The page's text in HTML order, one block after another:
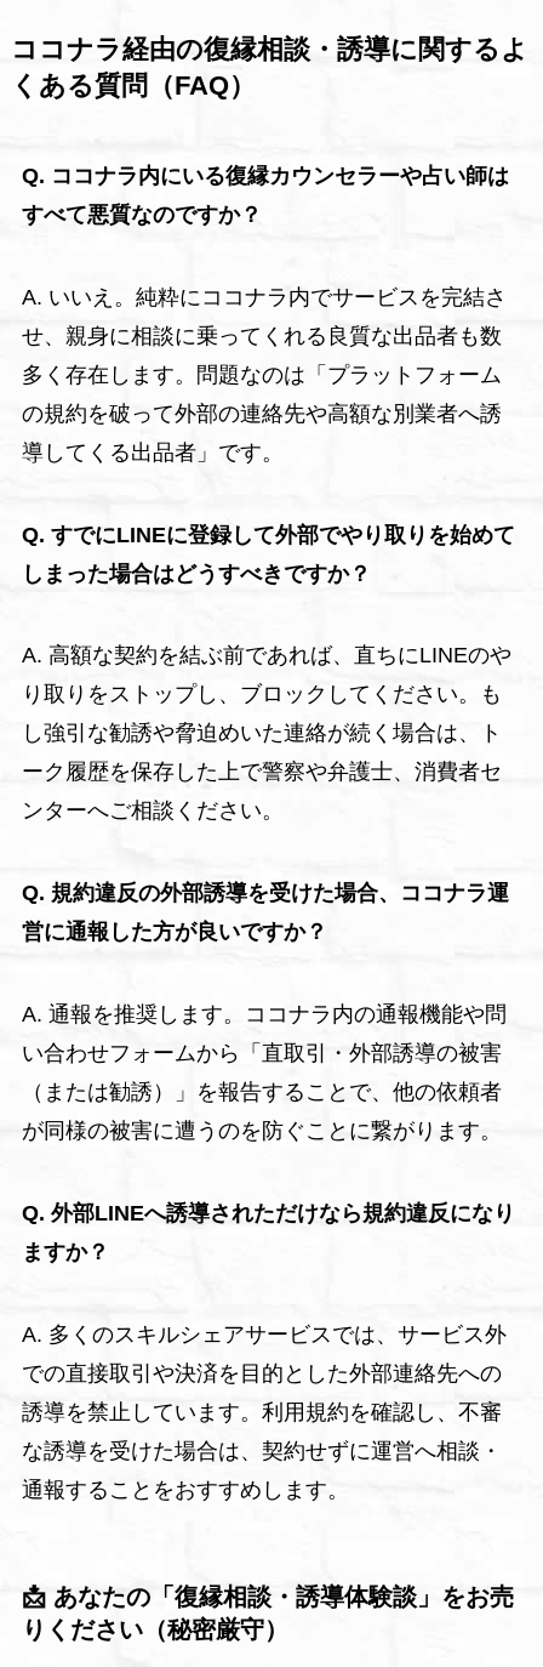
ココナラ経由の復縁相談・誘導に関するよ
くある質問（FAQ）
Q. ココナラ内にいる復縁カウンセラーや占い師は
すべて悪質なのですか？
A. いいえ。純粋にココナラ内でサービスを完結さ
せ、親身に相談に乗ってくれる良質な出品者も数
多く存在します。問題なのは「プラットフォーム
の規約を破って外部の連絡先や高額な別業者へ誘
導してくる出品者」です。
Q. すでにLINEに登録して外部でやり取りを始めて
しまった場合はどうすべきですか？
A. 高額な契約を結ぶ前であれば、直ちにLINEのや
り取りをストップし、ブロックしてください。も
し強引な勧誘や脅迫めいた連絡が続く場合は、ト
ーク履歴を保存した上で警察や弁護士、消費者セ
ンターへご相談ください。
Q. 規約違反の外部誘導を受けた場合、ココナラ運
営に通報した方が良いですか？
A. 通報を推奨します。ココナラ内の通報機能や問
い合わせフォームから「直取引・外部誘導の被害
（または勧誘）」を報告することで、他の依頼者
が同様の被害に遭うのを防ぐことに繋がります。
Q. 外部LINEへ誘導されただけなら規約違反になり
ますか？
A. 多くのスキルシェアサービスでは、サービス外
での直接取引や決済を目的とした外部連絡先への
誘導を禁止しています。利用規約を確認し、不審
な誘導を受けた場合は、契約せずに運営へ相談・
通報することをおすすめします。
📩 あなたの「復縁相談・誘導体験談」をお売
りください（秘密厳守）